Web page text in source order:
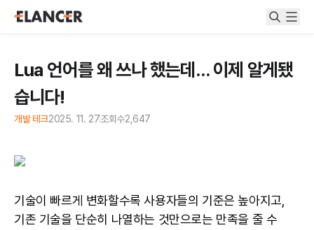
Lua 언어를 왜 쓰나 했는데… 이제 알게됐
습니다!
개발 테크2025. 11. 27조회수2,647
기술이 빠르게 변화할수록 사용자들의 기준은 높아지고,
기존 기술을 단순히 나열하는 것만으로는 만족을 줄 수